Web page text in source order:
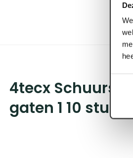
4tecx
gaten 1 10 stuks